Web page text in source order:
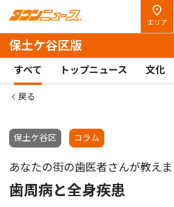
エリア
保土ケ谷区版
すべて トップニュース 文化
戻る
保土ケ谷区 コラム
あなたの街の歯医者さんが教え
歯周病と全身疾患